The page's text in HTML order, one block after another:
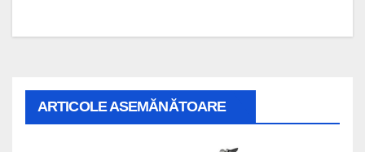
ARTICOLE ASEMĂNĂTOARE